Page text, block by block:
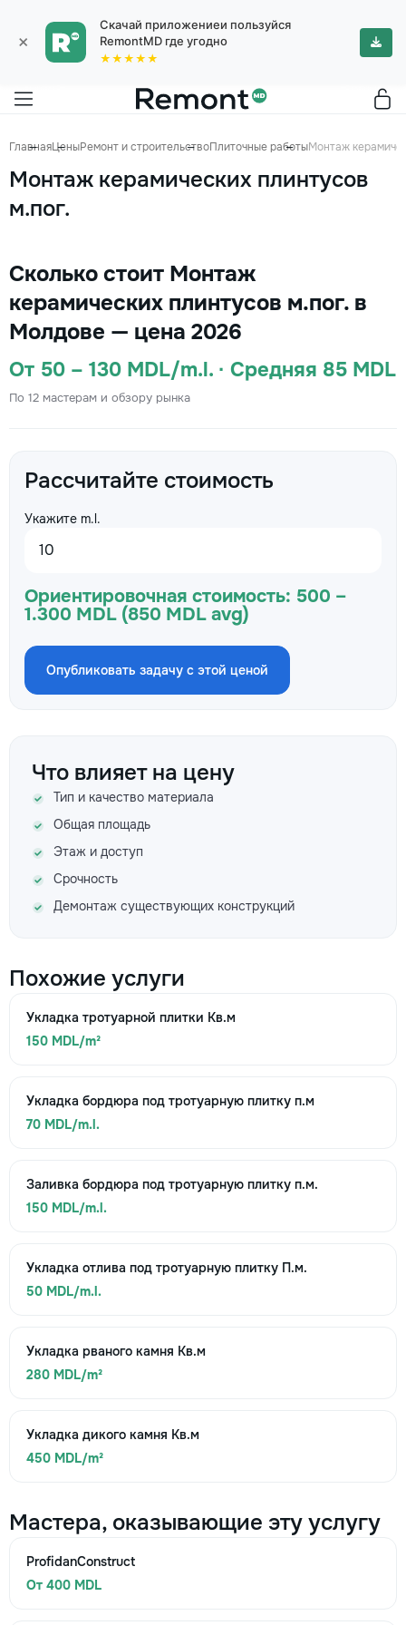
×
Скачай приложениеи пользуйся
RemontMD где угодно
★★★★★
ГлавнаяЦеныРемонт и строительствоПлиточные работыМонтаж
Монтаж керамических плинтусов
м.пог.
Сколько стоит Монтаж
керамических плинтусов м.пог. в
Молдове — цена 2026
От 50 – 130 MDL/m.l. · Средняя 85 MDL
По 12 мастерам и обзору рынка
Рассчитайте стоимость
Укажите m.l.
Ориентировочная стоимость: 500 –
1.300 MDL (850 MDL avg)
Опубликовать задачу с этой ценой
Что влияет на цену
Тип и качество материала
Общая площадь
Этаж и доступ
Срочность
Демонтаж существующих конструкций
Похожие услуги
Укладка тротуарной плитки Кв.м
150 MDL/m²
Укладка бордюра под тротуарную плитку п.м
70 MDL/m.l.
Заливка бордюра под тротуарную плитку п.м.
150 MDL/m.l.
Укладка отлива под тротуарную плитку П.м.
50 MDL/m.l.
Укладка рваного камня Кв.м
280 MDL/m²
Укладка дикого камня Кв.м
450 MDL/m²
Мастера, оказывающие эту услугу
ProfidanConstruct
От 400 MDL